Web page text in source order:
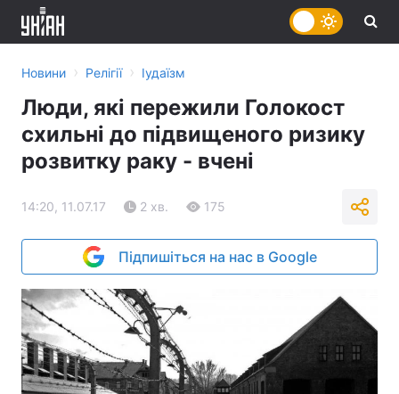
Новини › Релігії › Іудаїзм
Люди, які пережили Голокост
схильні до підвищеного ризику
розвитку раку - вчені
14:20, 11.07.17 2 хв. 175
Підпишіться на нас в Google